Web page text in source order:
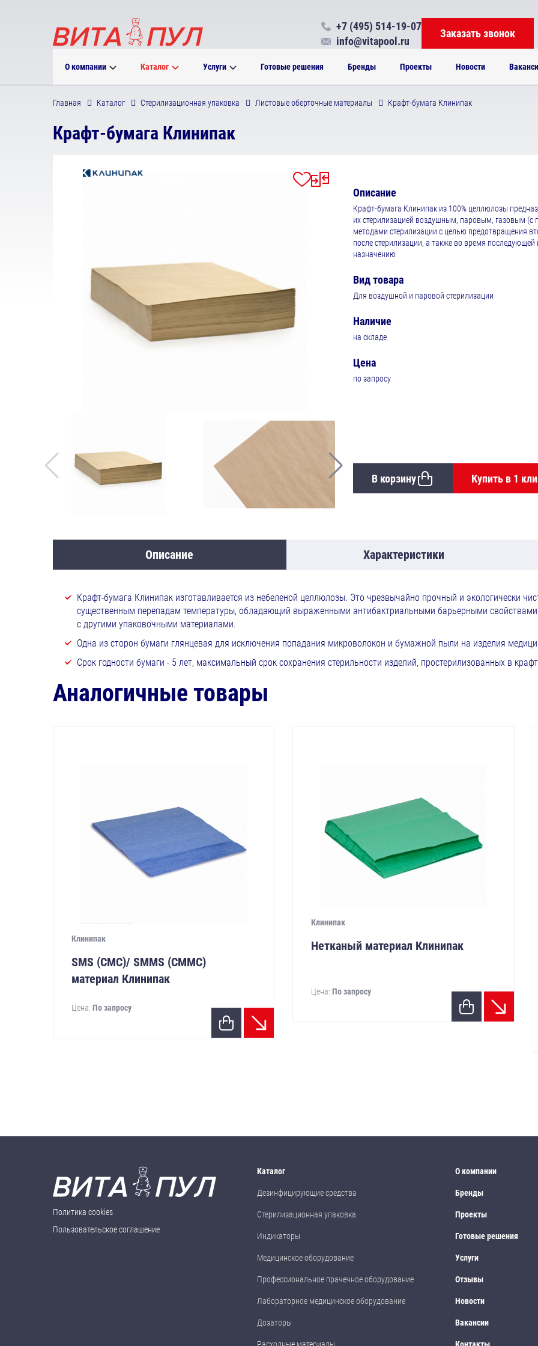
О компании Каталог Услуги Готовые решения Бренды Проекты Новости
+7 (495) 514-19-07
info@vitapool.ru
Заказать звонок
Главная Каталог Стерилизационная упаковка Листовые оберточные материалы Крафт-бумага Клинипак
Крафт-бумага Клинипак
Описание
Крафт-бумага Клинипак из 100% целлюлозы
их стерилизацией воздушным, паровым, газовым (с
методами стерилизации с целью предотвращения
после стерилизации, а также во время
назначению
Вид товара
Для воздушной и паровой стерилизации
Наличие
на складе
Цена
по запросу
В корзину Купить в 1
Описание Характеристики
Крафт-бумага Клинипак изготавливается из небеленой целлюлозы. Это чрезвычайно прочный и экологически
существенным перепадам температуры, обладающий выраженными антибактриальными барьерными
с другими упаковочными материалами.
Одна из сторон бумаги глянцевая для исключения попадания микроволокон и бумажной пыли на изделия
Срок годности бумаги - 5 лет, максимальный срок сохранения стерильности изделий, простерилизованных в
Аналогичные товары
Клинипак
SMS (СМС)/ SMMS (СММС)
материал Клинипак
Цена: По запросу
Клинипак
Нетканый материал Клинипак
Цена:По запросу
Политика cookies
Пользовательское соглашение
Каталог
Дезинфицирующие средства
Стерилизационная упаковка
Индикаторы
Медицинское оборудование
Профессиональное прачечное оборудование
Лабораторное медицинское оборудование
Дозаторы
Расходные материалы
О компании
Бренды
Проекты
Готовые решения
Услуги
Отзывы
Новости
Вакансии
Контакты